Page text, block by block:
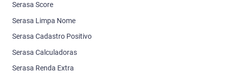
Serasa Score
Serasa Limpa Nome
Serasa Cadastro Positivo
Serasa Calculadoras
Serasa Renda Extra